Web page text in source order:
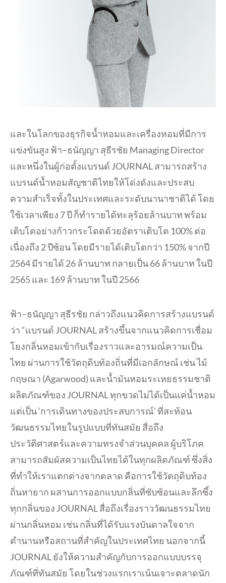
และในโลกของธุรกิจน้ำหอมและเครื่องหอมที่มีการ
แข่งขันสูง ฟ้า–ธนัญญา สุธีรชัย Managing Director
และหนึ่งในผู้ก่อตั้งแบรนด์ JOURNAL สามารถสร้าง
แบรนด์น้ำหอมสัญชาติไทยให้โด่งดังและประสบ
ความสำเร็จทั้งในประเทศและระดับนานาชาติได้ โดย
ใช้เวลาเพียง 7 ปี ก็ทำรายได้ทะลุร้อยล้านบาท พร้อม
เติบโตอย่างก้าวกระโดดด้วยอัตราเติบโต 100% ต่อ
เนื่องถึง 2 ปีซ้อน โดยมีรายได้เติบโตกว่า 150% จากปี
2564 มีรายได้ 26 ล้านบาท กลายเป็น 66 ล้านบาท ในปี
2565 และ 169 ล้านบาท ในปี 2566
ฟ้า–ธนัญญา สุธีรชัย กล่าวถึงแนวคิดการสร้างแบรนด์
ว่า “แบรนด์ JOURNAL สร้างขึ้นจากแนวคิดการเชื่อม
โยงกลิ่นหอมเข้ากับเรื่องราวและอารมณ์ความเป็น
ไทย ผ่านการใช้วัตถุดิบท้องถิ่นที่มีเอกลักษณ์ เช่น ไม้
กฤษณา (Agarwood) และน้ำมันหอมระเหยธรรมชาติ
ผลิตภัณฑ์ของ JOURNAL ทุกขวดไม่ได้เป็นแค่น้ำหอม
แต่เป็น ‘การเดินทางของประสบการณ์’ ที่สะท้อน
วัฒนธรรมไทยในรูปแบบที่ทันสมัย สื่อถึง
ประวัติศาสตร์และความทรงจำส่วนบุคคล ผู้บริโภค
สามารถสัมผัสความเป็นไทยได้ในทุกผลิตภัณฑ์ ซึ่งสิ่ง
ที่ทำให้เราแตกต่างจากตลาด คือการใช้วัตถุดิบท้อง
ถิ่นหายาก ผสานการออกแบบกลิ่นที่ซับซ้อนและลึกซึ้ง
ทุกกลิ่นของ JOURNAL สื่อถึงเรื่องราววัฒนธรรมไทย
ผ่านกลิ่นหอม เช่น กลิ่นที่ได้รับแรงบันดาลใจจาก
ตำนานหรือสถานที่สำคัญในประเทศไทย นอกจากนี้
JOURNAL ยังให้ความสำคัญกับการออกแบบบรรจุ
ภัณฑ์ที่ทันสมัย โดยในช่วงแรกเราเน้นเจาะตลาดนัก